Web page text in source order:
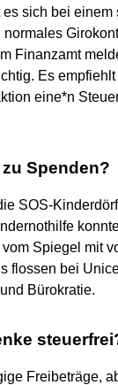
sich bei einem
Finanzamt
Es
eine*n
Spenden?
SOS-
Spiegel mit
flossen bei
Bürokratie.
Freibeträge,